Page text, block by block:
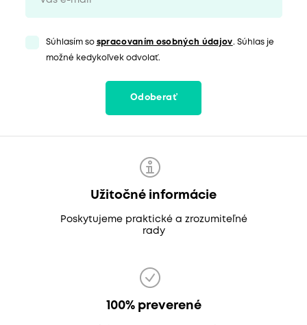
Súhlasím so spracovaním osobných údajov. Súhlas je
možné kedykoľvek odvolať.
Odoberať
Užitočné informácie
Poskytujeme praktické a zrozumiteľné
rady
100% preverené